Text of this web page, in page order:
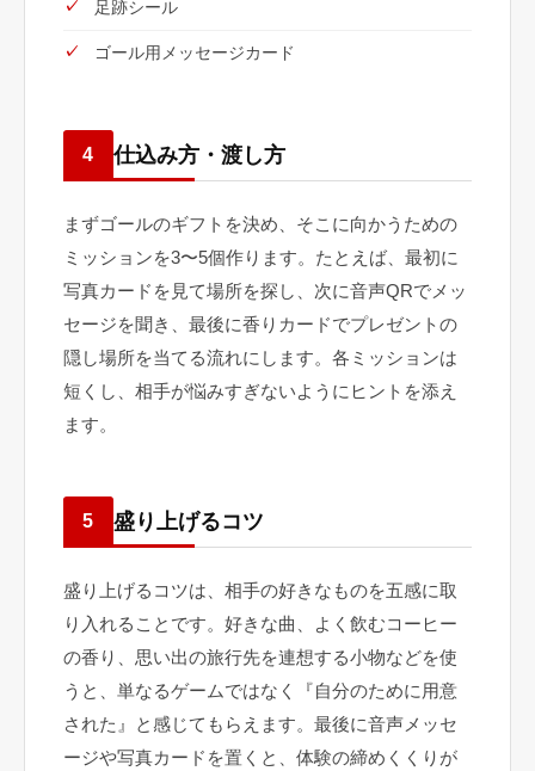
足跡シール
ゴール用メッセージカード
4 仕込み方・渡し方
まずゴールのギフトを決め、そこに向かうための
ミッションを3〜5個作ります。たとえば、最初に
写真カードを見て場所を探し、次に音声QRでメッ
セージを聞き、最後に香りカードでプレゼントの
隠し場所を当てる流れにします。各ミッションは
短くし、相手が悩みすぎないようにヒントを添え
ます。
5 盛り上げるコツ
盛り上げるコツは、相手の好きなものを五感に取
り入れることです。好きな曲、よく飲むコーヒー
の香り、思い出の旅行先を連想する小物などを使
うと、単なるゲームではなく『自分のために用意
された』と感じてもらえます。最後に音声メッセ
ージや写真カードを置くと、体験の締めくくりが